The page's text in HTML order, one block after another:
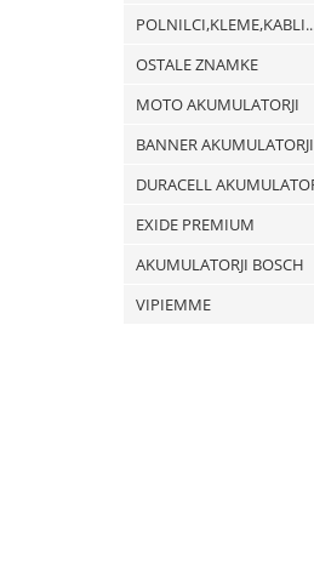
OSTALE ZNAMKE
MOTO AKUMULATORJI
BANNER AKUMULATORJI
DURACELL
EXIDE PREMIUM
AKUMULATORJI BOSCH
VIPIEMME